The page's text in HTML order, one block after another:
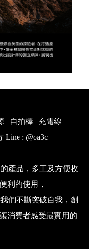
| 自拍棒 | 充電線
Line : @oa3c
產品，多工及方便收
利的使用，
們不斷突破自我，創
消費者感受最實用的